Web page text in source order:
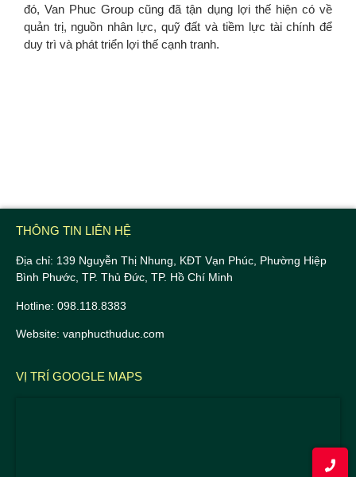
đó, Van Phuc Group cũng đã tận dụng lợi thế hiện có về
quản trị, nguồn nhân lực, quỹ đất và tiềm lực tài chính để
duy trì và phát triển lợi thế cạnh tranh.
THÔNG TIN LIÊN HỆ
Địa chỉ: 139 Nguyễn Thị Nhung, KĐT Vạn Phúc, Phường Hiệp
Bình Phước, TP. Thủ Đức, TP. Hồ Chí Minh
Hotline: 098.118.8383
Website: vanphucthuduc.com
VỊ TRÍ GOOGLE MAPS